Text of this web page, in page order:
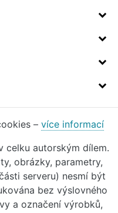
– více informací
celku autorským dílem.
obrázky, parametry,
serveru) nesmí být
bez výslovného
a označení výrobků,